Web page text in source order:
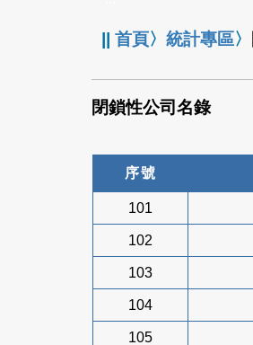
||首頁〉統計專區〉
閉鎖性公司名錄
序號
101
102
103
104
105